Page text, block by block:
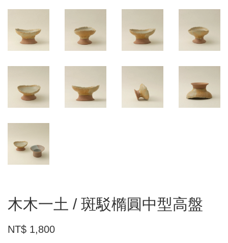
木木一土 / 斑駁橢圓中型高盤
NT$ 1,800